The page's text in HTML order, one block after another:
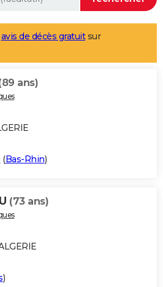
avis de décès gratuitsur
ans)
(Bas-Rhin)
(73 ans)
)